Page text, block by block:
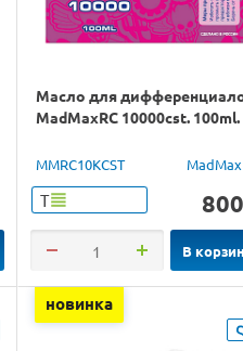
Масло для
MadMaxRC 10000cst. 100ml.
MMRC10KCST
Т 800
В
новинка